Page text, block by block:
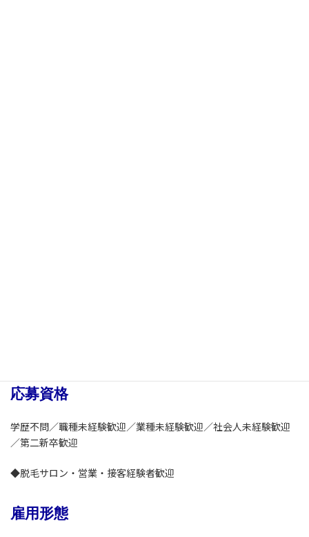
応募資格
学歴不問／職種未経験歓迎／業種未経験歓迎／社会人未経験歓迎
／第二新卒歓迎
◆脱毛サロン・営業・接客経験者歓迎
雇用形態